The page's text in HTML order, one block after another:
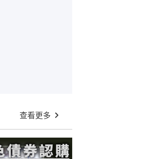
查看更多